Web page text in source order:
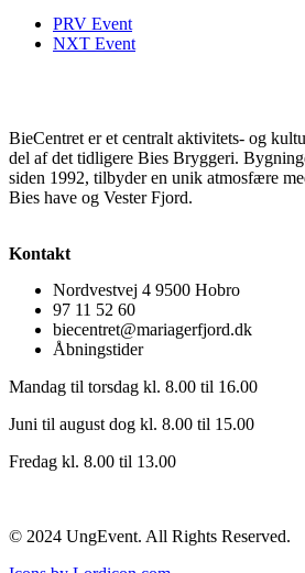
PRV Event
NXT Event
BieCentret er et centralt aktivitets- og
del af det tidligere Bies Bryggeri.
siden 1992, tilbyder en unik atmosfære
Bies have og Vester Fjord.
Kontakt
Nordvestvej 4 9500 Hobro
97 11 52 60
biecentret@mariagerfjord.dk
Åbningstider
Mandag til torsdag kl. 8.00 til 16.00
Juni til august dog kl. 8.00 til 15.00
Fredag kl. 8.00 til 13.00
© 2024 UngEvent. All Rights Reserved.